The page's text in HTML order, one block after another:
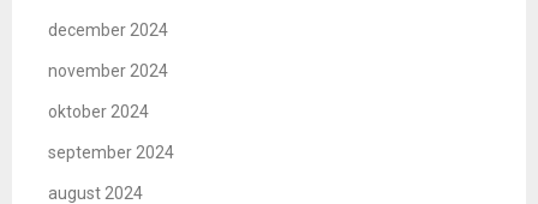
december 2024
november 2024
oktober 2024
september 2024
august 2024